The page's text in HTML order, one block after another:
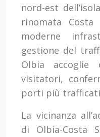
nord-est
rinomata
moderne
gestione del
Olbia
visitatori,
porti più
La vicinanza
di Olbia-Costa